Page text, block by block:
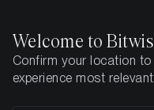
Page d'accueil
Welcome to
Confirm your location
experience most